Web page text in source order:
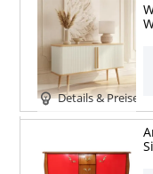
Details & Preise